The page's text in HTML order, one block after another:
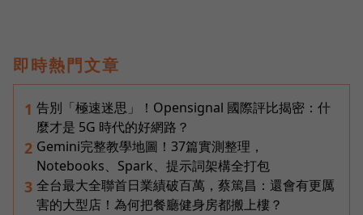
即時熱門文章
1 告別「極速迷思」！Opensignal 國際評比揭密：什
麼才是 5G 時代的好網路？
2 Gemini完整教學地圖！37篇實測整理，
Notebooks、Spark、提示詞架構全打包
3 全台最大全聯首日業績破百萬，蔡篤昌：還會有更厲
害的大型店！為何把餐廳健身房都搬上樓？